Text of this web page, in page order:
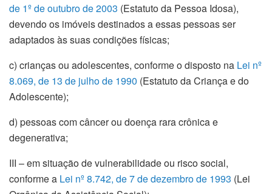
de 1º deoutubrode 2003 (Estatutoda Pessoa Idosa),
devendoos imóveisdestinadosaessaspessoasser
adaptadosàssuascondiçõesfísicas;
c) criançasou adolescentes, conformeodisposto na Lei nº
8.069, de 13 de julhode 1990 (EstatutodaCriançae do
Adolescente);
d) pessoascomcâncerou doença raracrônicae
degenerativa;
III –emsituaçãodevulnerabilidadeou riscosocial,
conformea Lei nº 8.742, de 7 dedezembrode 1993 (Lei